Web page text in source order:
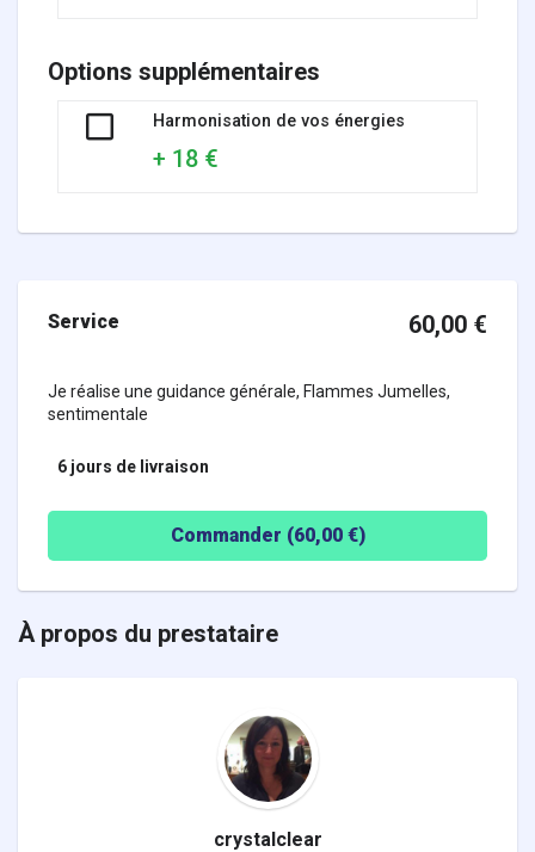
Options supplémentaires
Harmonisation de vos énergies
+ 18 €
Service 60,00 €
Je réalise une guidance générale, Flammes Jumelles,
sentimentale
6 jours de livraison
Commander (60,00€)
À propos du prestataire
crystalclear